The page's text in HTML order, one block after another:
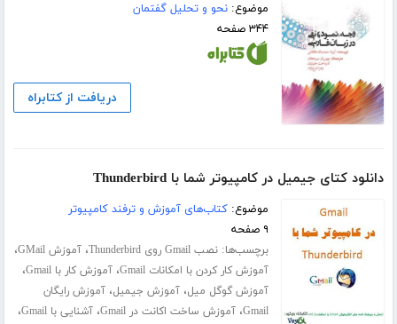
موضوع:نحو و تحلیل گفتمان
۳۴۴ صفحه
دریافت از کتابراه
دانلود کتای جیمیل در کامپیوتر شما با Thunderbird
موضوع:کتاب‌های آموزش و ترفند کامپیوتر
۹ صفحه
برچسب‌ها:نصب Gmail روی Thunderbird ،آموزش GMail ،
آموزش کار کردن با امکانات Gmail ،آموزش کار با Gmail ،
آموزش گوگل میل،آموزش جیمیل،آموزش رایگان
Gmail،آموزش ساخت اکانت در Gmail ،آشنایی با Gmail ،